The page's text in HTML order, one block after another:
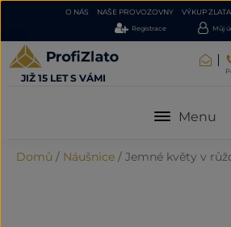
O NÁS NAŠE PROVOZOVNY VÝKUP
Registrace Můj
JIŽ 15 LET S VÁMI
Menu
Domů / Náušnice / Jemné květy v